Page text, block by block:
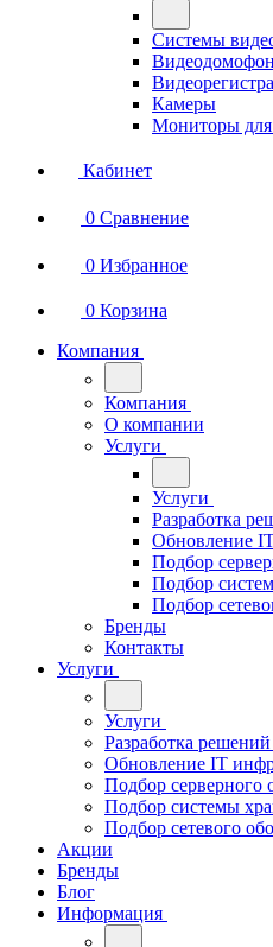
Системы
Камеры
Мониторы для
Кабинет
0 Сравнение
0 Избранное
0 Корзина
Компания
Компания
О компании
Услуги
Услуги
Разработка
Обновление
Подбор
Подбор
Подбор
Бренды
Контакты
Услуги
Услуги
Разработка
Обновление IT
Подбор серверного
Подбор системы
Подбор сетевого
Акции
Бренды
Блог
Информация